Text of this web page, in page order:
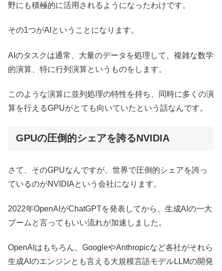
野にも積極的に活用されるようになったわけです。
その1つがAIということになります。
AIのタスクは通常、大量のデータを処理して、複雑な数学
的演算、特に行列演算というものをします。
このような演算に並列処理の特性を持ち、同時に多くの演
算を行えるGPUがとても向いていたという話なんです。
GPUの圧倒的シェアを誇るNVIDIA
さて、そのGPUなんですが、世界で圧倒的シェアを誇っ
ているのがNVIDIAという会社になります。
2022年OpenAIがChatGPTを発表してから、生成AIの一大
ブームと言ってもいい流れが加速しました。
OpenAIはもちろん、GoogleやAnthropicなど各社がそれら
生成AIのエンジンとも言える大規模言語モデルLLMの開発